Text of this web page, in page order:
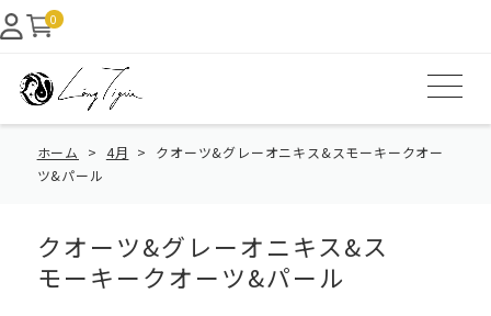
0
ホーム 4月
クオーツ&グレーオニキス&スモーキークオー
ツ&パール
クオーツ&グレーオニキス&ス
モーキークオーツ&パール